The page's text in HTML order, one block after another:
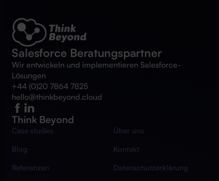
Salesforce Beratungspartner
Wir entwickeln und implementieren Salesforce-
Lösungen
+44 (0)20 7864 7825
hello@thinkbeyond.cloud
Think Beyond
Case studies
Über uns
Blog
Kontakt
Referenzen
Datenschutzerklärung